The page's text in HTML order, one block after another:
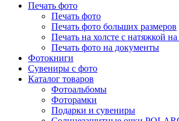
Печать фото
Печать фото
Печать фото больших размеров
Печать на холсте с натяжкой
Печать фото на документы
Фотокниги
Сувениры с фото
Каталог товаров
Фотоальбомы
Фоторамки
Подарки и сувениры